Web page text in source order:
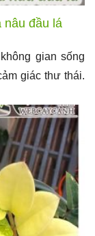
nâu đầu lá
gian sống
giác thư thái.